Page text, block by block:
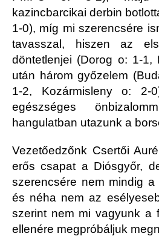
kazincbarcikai derbin
1-0), míg mi szerencsére
tavasszal, hiszen az
döntetlenjei (Dorog o: 1-1,
után három győzelem
1-2, Kozármisleny o: 2-
egészséges
hangulatban utazunk a
Vezetőedzőnk Csertői
erős csapat a Diósgyőr,
szerencsére nem mindig a
és néha nem az
szerint nem mi vagyunk a
ellenére megpróbáljuk